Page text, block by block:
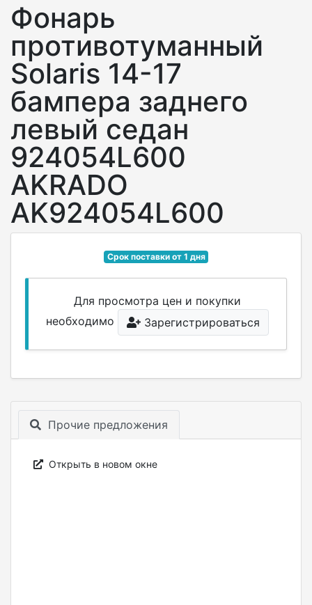
Фонарь
противотуманный
Solaris 14-17
бампера заднего
левый седан
924054L600
AKRADO
AK924054L600
Срок поставки от 1 дня
Для просмотра цен и покупки
необходимо
Зарегистрироваться
Прочие предложения
Открыть в новом окне